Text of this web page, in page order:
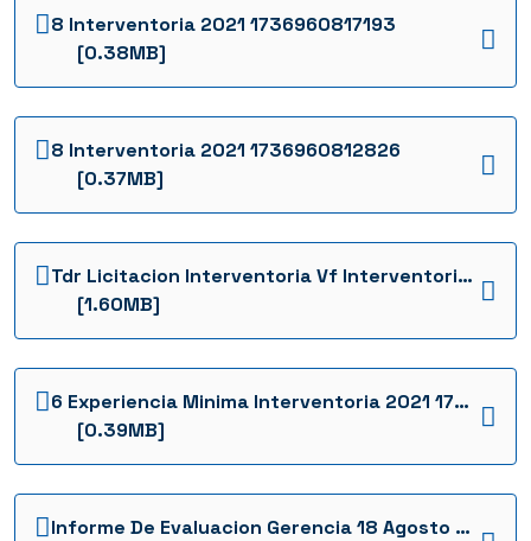
8 Interventoria 2021 1736960817193
[0.38MB]
8 Interventoria 2021 1736960812826
[0.37MB]
Tdr Licitacion Interventoria Vf Interventoria 2021 1736960834998
[1.60MB]
6 Experiencia Minima Interventoria 2021 1736960795786
[0.39MB]
Informe De Evaluacion Gerencia 18 Agosto 2021 Firmado 1 Gerencia 2021 1736960769938